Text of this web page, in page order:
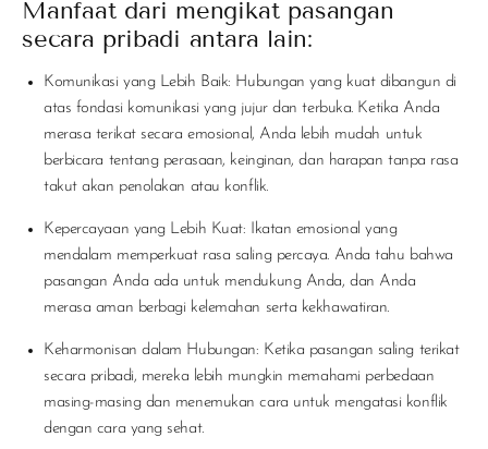
Manfaat dari mengikat pasangan
secara pribadi antara lain:
Komunikasi yang Lebih Baik: Hubungan yang kuat dibangun di
atas fondasi komunikasi yang jujur dan terbuka. Ketika Anda
merasa terikat secara emosional, Anda lebih mudah untuk
berbicara tentang perasaan, keinginan, dan harapan tanpa rasa
takut akan penolakan atau konflik.
Kepercayaan yang Lebih Kuat: Ikatan emosional yang
mendalam memperkuat rasa saling percaya. Anda tahu bahwa
pasangan Anda ada untuk mendukung Anda, dan Anda
merasa aman berbagi kelemahan serta kekhawatiran.
Keharmonisan dalam Hubungan: Ketika pasangan saling terikat
secara pribadi, mereka lebih mungkin memahami perbedaan
masing-masing dan menemukan cara untuk mengatasi konflik
dengan cara yang sehat.